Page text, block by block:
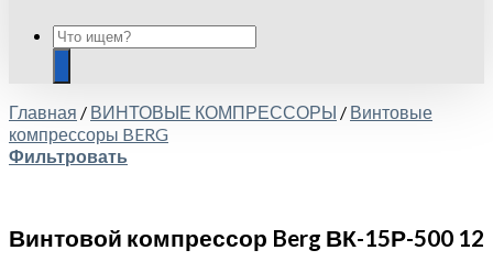
Главная / ВИНТОВЫЕ КОМПРЕССОРЫ / Винтовые
компрессоры BERG
Фильтровать
Винтовой компрессор Berg ВК-15Р-500 12